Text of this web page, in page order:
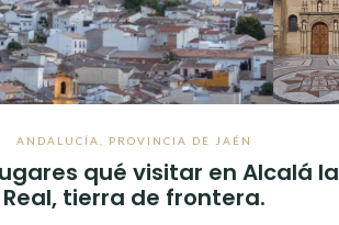
ANDALUCÍA PROVINCIA DE JAÉN
qué visitar en Alcalá la
Real, tierra de frontera.